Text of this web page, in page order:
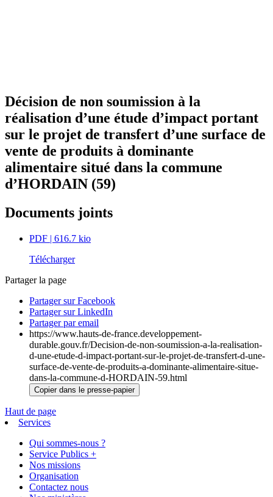
Décision de non soumission à la
réalisation d’une étude d’impact portant
sur le projet de transfert d’une surface de
vente de produits à dominante
alimentaire situé dans la commune
d’HORDAIN (59)
Documents joints
PDF | 616.7 kio
Télécharger
Partager la page
Partager sur Facebook
Partager sur LinkedIn
Partager par email
https://www.hauts-de-france.developpement-
durable.gouv.fr/Decision-de-non-soumission-a-la-realisation-
d-une-etude-d-impact-portant-sur-le-projet-de-transfert-d-une-
surface-de-vente-de-produits-a-dominante-alimentaire-situe-
dans-la-commune-d-HORDAIN-59.html
Copier dans le presse-papier
Haut de page
Services
Qui sommes-nous ?
Service Publics +
Nos missions
Organisation
Contactez nous